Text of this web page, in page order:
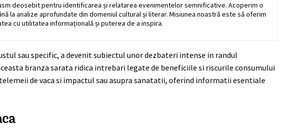
deosebit pentru identificarea și relatarea evenimentelor semnificative. Acoperim o
la analize aprofundate din domeniul cultural și literar. Misiunea noastră este să oferim
cu utilitatea informațională și puterea de a inspira.
sau specific, a devenit subiectul unor dezbateri intense in randul
branza sarata ridica intrebari legate de beneficiile si riscurile consumului
de vaca si impactul sau asupra sanatatii, oferind informatii esentiale